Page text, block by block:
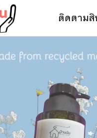
ติดตาม